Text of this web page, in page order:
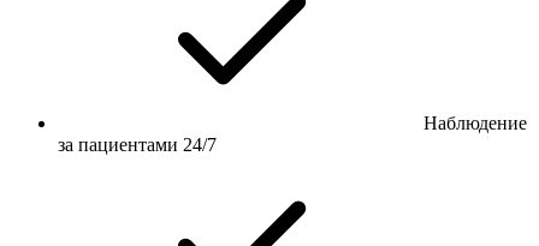
Наблюдение
за пациентами 24/7